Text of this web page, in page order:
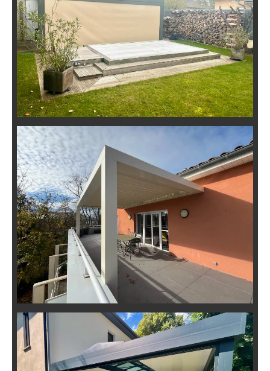
Installation de Pergola
Bioclimatique avec Stores Zip à
Installation de Pergola
Bioclimatique en Toiture-
Terrasse à Lyon 5